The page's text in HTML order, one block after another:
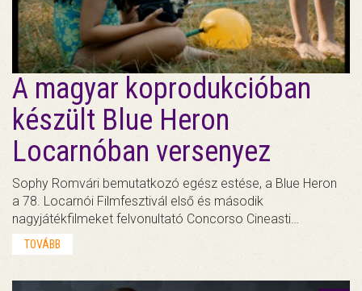
A magyar koprodukcióban
készült Blue Heron
Locarnóban versenyez
Sophy Romvári bemutatkozó egész estése, a Blue Heron
a 78. Locarnói Filmfesztivál első és második
nagyjátékfilmeket felvonultató Concorso Cineasti…
TOVÁBB